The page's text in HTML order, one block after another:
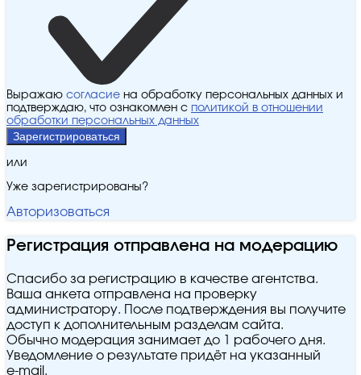
Выражаю согласие на обработку персональных данных и
подтверждаю, что ознакомлен с политикой в отношении
обработки персональных данных
Зарегистрироваться
или
Уже зарегистрированы?
Авторизоваться
Регистрация отправлена на модерацию
Спасибо за регистрацию в качестве агентства.
Ваша анкета отправлена на проверку
администратору. После подтверждения вы получите
доступ к дополнительным разделам сайта.
Обычно модерация занимает до 1 рабочего дня.
Уведомление о результате придёт на указанный
e‑mail.